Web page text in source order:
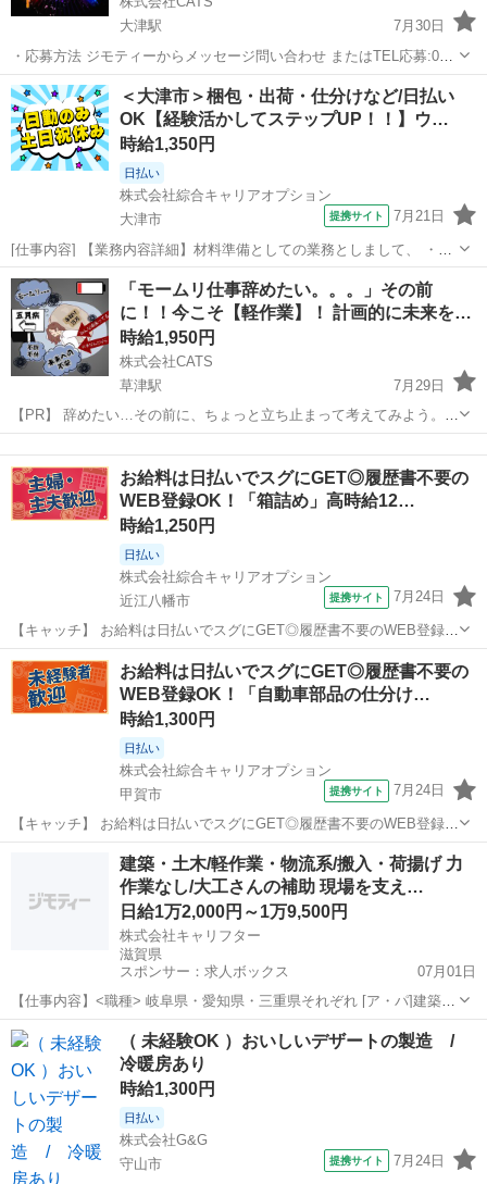
大津駅
7月30日
・応募方法 ジモティーからメッセージ問い合わせ またはTEL応募:052-
414-6414 ※TEL応募時間:毎日10時〜20時まで。 ・募集人数 先着100
名 限定 ※優先紹介枠に上限があるため。 ...
滋賀 大津市 大津駅 仕分け 個室
＜大津市＞梱包・出荷・仕分けなど/日払い
OK【経験活かしてステップUP！！】ウ…
時給1,350円
日払い
株式会社綜合キャリアオプション
大津市
提携サイト 7月21日
[仕事内容] 【業務内容詳細】材料準備としての業務としまして、 ・段
ボールで入荷するパウチやコネクターをコンテナに移し替える。 ・生
産現場で余ったパウチ等の計数・コンテナに移した材料を2階のクリー
ンルームに運ぶ ・完成品を所...
滋賀 大津市
「モームリ仕事辞めたい。。。」その前
に！！今こそ【軽作業】！ 計画的に未来を
考…
時給1,950円
株式会社CATS
草津駅
7月29日
【PR】 辞めたい…その前に、ちょっと立ち止まって考えてみよう。
でも「もう限界」「辞めたい」って感じていませんか？ 実は―― 今の
仕事を辞めた後って、想像以上に大変なんです。 ⸻ 退職後に待っ
ているリア...
お給料は日払いでスグにGET◎履歴書不要の
WEB登録OK！「箱詰め」高時給12…
時給1,250円
日払い
株式会社綜合キャリアオプション
近江八幡市
提携サイト 7月24日
【キャッチ】 お給料は日払いでスグにGET◎履歴書不要のWEB登録
OK！「箱詰め」高時給1250円～1563円！安土周辺！20代～40代のス
タッフが多数活躍中★ 【コメント】 製造のお仕事をお探しの方必見！
「経験ないけ...
滋賀 近江八幡市 仕分け
お給料は日払いでスグにGET◎履歴書不要の
WEB登録OK！「自動車部品の仕分け…
時給1,300円
日払い
株式会社綜合キャリアオプション
甲賀市
提携サイト 7月24日
【キャッチ】 お給料は日払いでスグにGET◎履歴書不要のWEB登録
OK！「自動車部品の仕分け/部品供給」高時給1300円！滋賀県甲賀市
周辺！20代～40代のスタッフが多数活躍中★ 【コメント】 ＼大手人
材派遣会社で働きませ...
甲賀市 仕分け
建築・土木/軽作業・物流系/搬入・荷揚げ 力
作業なし/大工さんの補助 現場を支え…
日給1万2,000円～1万9,500円
株式会社キャリフター
滋賀県
スポンサー：求人ボックス
07月01日
【仕事内容】<職種> 岐阜県・愛知県・三重県それぞれ [ア・パ]建築・
建設・土木作業、軽作業・物流その他、資材搬入・荷揚げ <雇用形態>
アルバイト・パート <給与> [ア・パ]日給12,000円～19,500円 交通費:
全額支給...
アルバイト・パート
（ 未経験OK ）おいしいデザートの製造 /
冷暖房あり
時給1,300円
日払い
株式会社G&G
守山市
提携サイト 7月24日